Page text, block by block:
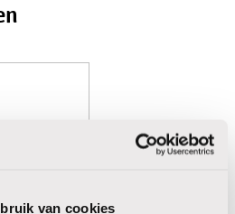
van cookies
Alliance